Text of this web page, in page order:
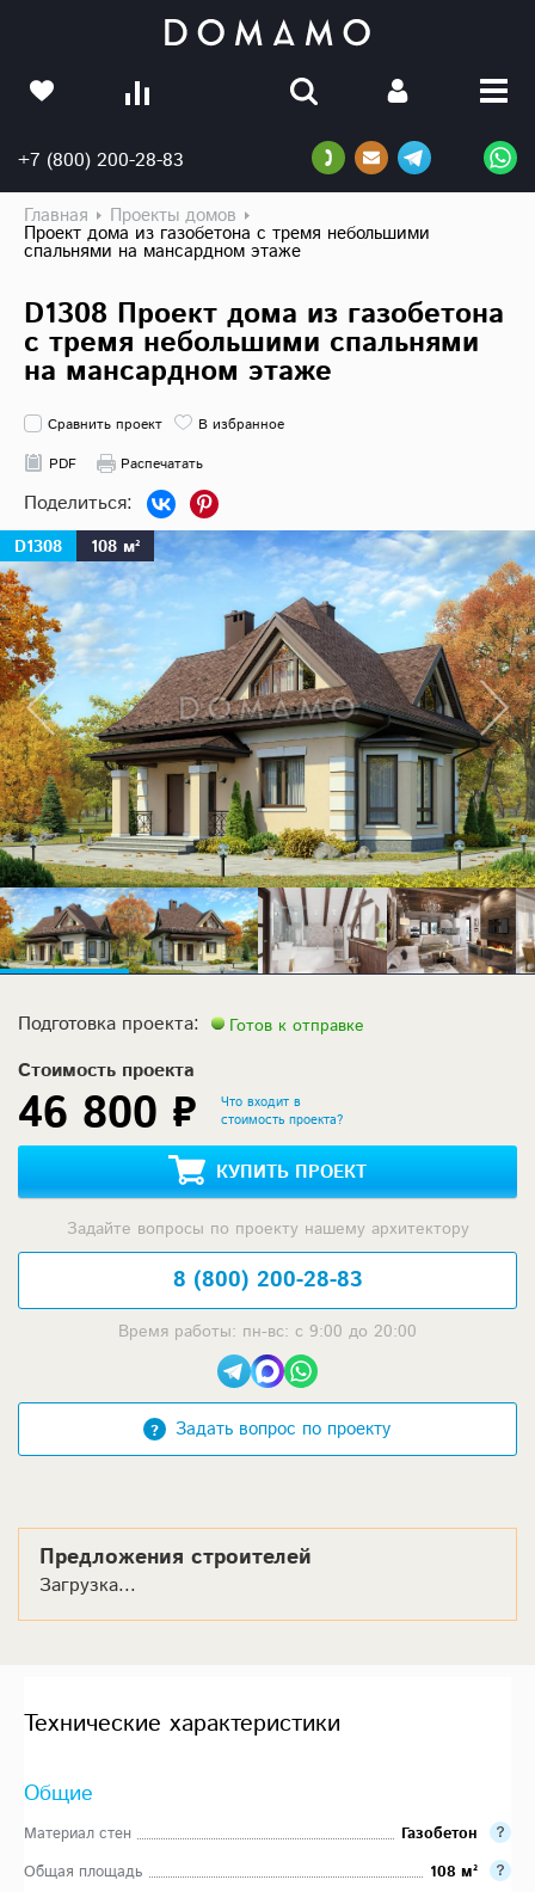
+7 (800) 200-28-83
Главная Проекты домов
Проект дома из газобетона с тремя небольшими
спальнями на мансардном этаже
D1308 Проект дома из газобетона
с тремя небольшими спальнями
на мансардном этаже
Сравнить проект
В избранное
PDF
Распечатать
D1308 108 м²
Подготовка проекта: Готов к отправке
Стоимость проекта
46 800 ₽
Что входит в
стоимость проекта?
КУПИТЬ ПРОЕКТ
Задайте вопросы по проекту нашему архитектору
8 (800) 200-28-83
Время работы: пн-вс: с 9:00 до 20:00
Задать вопрос по проекту
Предложения строителей
Загрузка...
Технические характеристики
Общие
Материал стен
Газобетон
Общая площадь
108 м²